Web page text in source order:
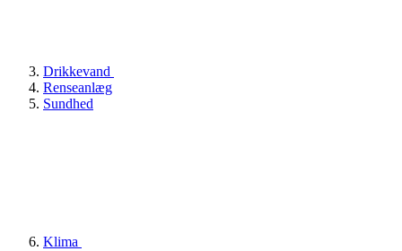
Drikkevand
Renseanlæg
Sundhed
Klima